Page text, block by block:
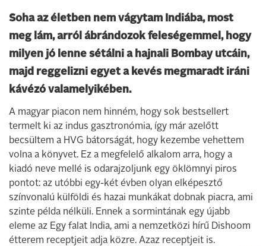
Soha az életben nem vágytam Indiába, most
meg lám, arról ábrándozok feleségemmel, hogy
milyen jó lenne sétálni a hajnali Bombay utcáin,
majd reggelizni egyet a kevés megmaradt iráni
kávézó valamelyikében.
A magyar piacon nem hinném, hogy sok bestsellert
termelt ki az indus gasztronómia, így már azelőtt
becsültem a HVG bátorságát, hogy kezembe vehettem
volna a könyvet. Ez a megfelelő alkalom arra, hogy a
kiadó neve mellé is odarajzoljunk egy öklömnyi piros
pontot: az utóbbi egy-két évben olyan elképesztő
színvonalú külföldi és hazai munkákat dobnak piacra, ami
szinte példa nélküli. Ennek a sormintának egy újabb
eleme az Egy falat India, ami a nemzetközi hírű Dishoom
étterem receptjeit adja közre. Azaz receptjeit is.